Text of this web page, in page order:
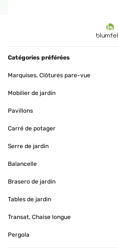
Catégories préférées
Marquises, Clôtures pare-vue
Mobilier de jardin
Pavillons
Carré de potager
Serre de jardin
Balancelle
Brasero de jardin
Tables de jardin
Transat, Chaise longue
Pergola